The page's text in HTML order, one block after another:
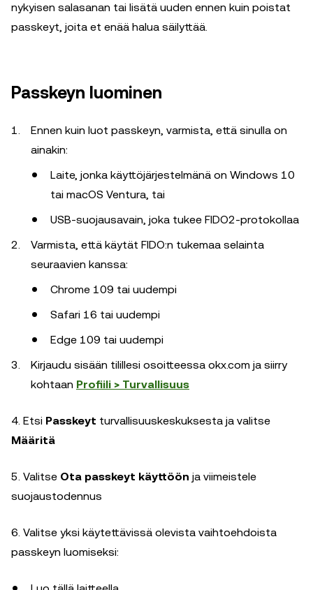
nykyisen salasanan tai lisätä uuden ennen kuin poistat
passkeyt, joita et enää halua säilyttää.
Passkeyn luominen
Ennen kuin luot passkeyn, varmista, että sinulla on
ainakin:
Laite, jonka käyttöjärjestelmänä on Windows 10
tai macOS Ventura, tai
USB-suojausavain, joka tukee FIDO2-protokollaa
Varmista, että käytät FIDO:n tukemaa selainta
seuraavien kanssa:
Chrome 109 tai uudempi
Safari 16 tai uudempi
Edge 109 tai uudempi
Kirjaudu sisään tilillesi osoitteessa okx.com ja siirry
kohtaan Profiili > Turvallisuus
4. Etsi Passkeyt turvallisuuskeskuksesta ja valitse
Määritä
5. Valitse Ota passkeyt käyttöön ja viimeistele
suojaustodennus
6. Valitse yksi käytettävissä olevista vaihtoehdoista
passkeyn luomiseksi: